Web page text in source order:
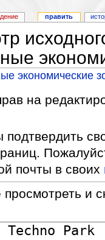
экономические
на
почты в своих
и
править